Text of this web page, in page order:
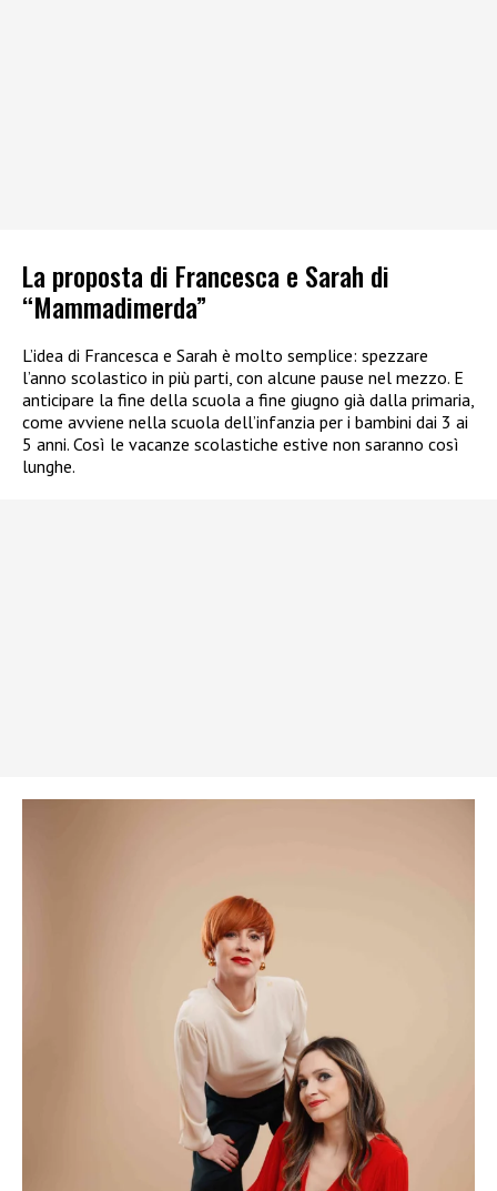
La proposta di Francesca e Sarah di
“Mammadimerda”
L’idea di Francesca e Sarah è molto semplice: spezzare
l’anno scolastico in più parti, con alcune pause nel mezzo. E
anticipare la fine della scuola a fine giugno già dalla primaria,
come avviene nella scuola dell’infanzia per i bambini dai 3 ai
5 anni. Così le vacanze scolastiche estive non saranno così
lunghe.